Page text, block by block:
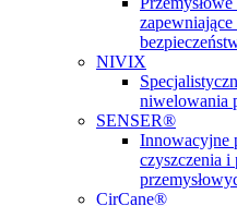
NIVIX
niwelowania
SENSER®
Innowacyjne
czyszczenia i
CirCane®